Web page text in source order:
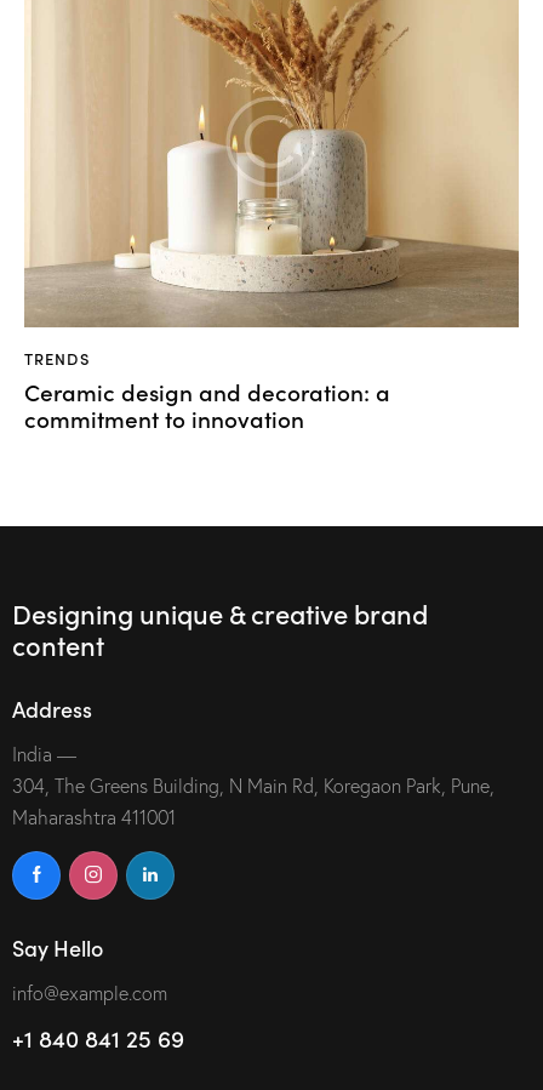
TRENDS
Ceramic design and decoration: a
commitment to innovation
Designing unique & creative brand
content
Address
India —
304, The Greens Building, N Main Rd, Koregaon Park, Pune,
Maharashtra 411001
Say Hello
info@example.com
+1 840 841 25 69